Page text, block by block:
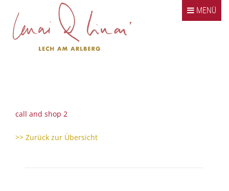
Springe zum Inhalt MENÜ
Klassiker
Kombinationen
Bildergalerie
call and shop 2
>> Zurück zur Übersicht